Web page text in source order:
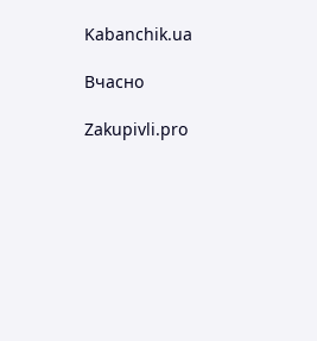
Kabanchik.ua
Вчасно
Zakupivli.pro